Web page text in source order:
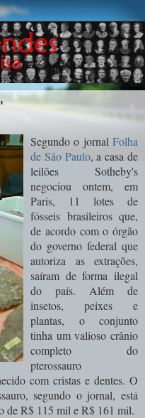
Segundo o jornal Folha
de São Paulo, a casa de
leilões Sotheby's
negociou ontem, em
Paris, 11 lotes de
fósseis brasileiros que,
de acordo com o órgão
do governo federal que
autoriza as extrações,
saíram de forma ilegal
do país. Além de
insetos, peixes e
plantas, o conjunto
tinha um valioso crânio
completo do
pterossauro
com cristas e dentes. O
segundo o jornal, está
de R$ 115 mil e R$ 161 mil.